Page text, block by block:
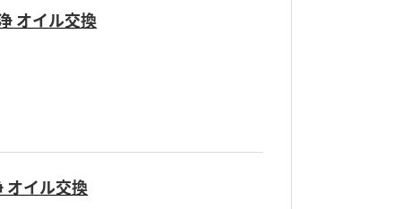
オイル交換
オイル交換